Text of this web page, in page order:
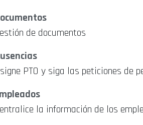
de documentos
PTO y siga las peticiones de
la información de los